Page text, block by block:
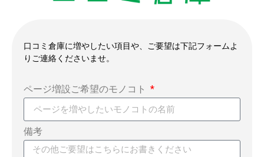
口コミ倉庫に増やしたい項目や、ご要望は下記フォームよ
りご連絡くださいませ。
ページ増設ご希望のモノコト
備考